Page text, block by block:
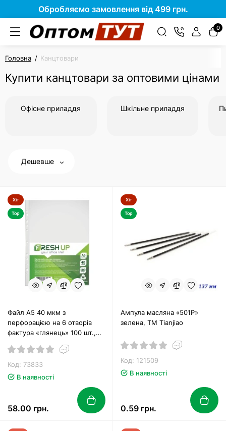
Обробляємо замовлення від 499 грн.
0
Головна Канцтовари
Купити канцтовари за оптовими цінами
Офісне приладдя Шкільне приладдя
Дешевше
Хіт
Top
Файл А5 40 мкм з
перфорацією на 6 отворів
фактура «глянець» 100 шт.,
Код: 73833
В наявності
58.00 грн.
Хіт
Top
Ампула масляна «501P»
зелена, ТМ Tianjiao
Код: 121509
В наявності
0.59 грн.